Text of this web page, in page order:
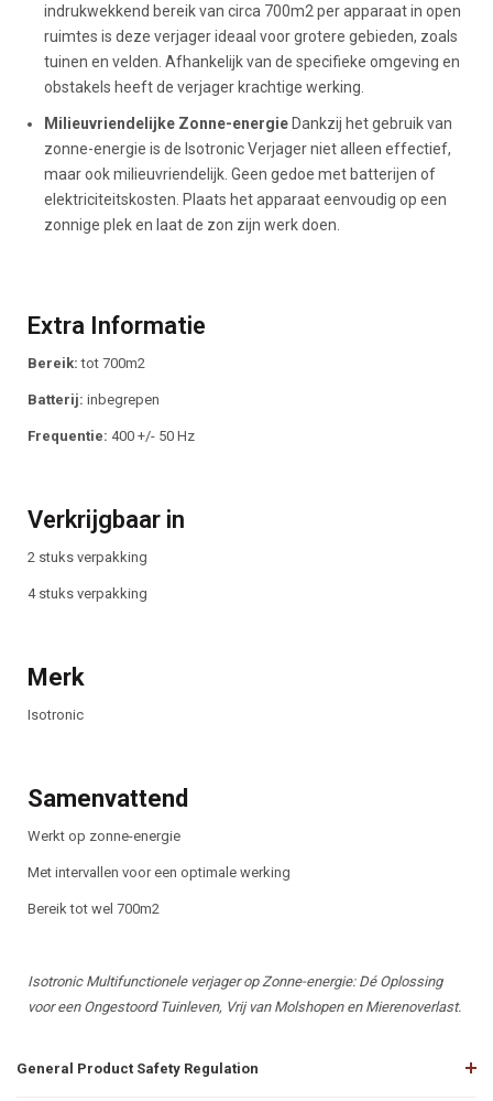
indrukwekkend bereik van circa 700m2 per apparaat in open
ruimtes is deze verjager ideaal voor grotere gebieden, zoals
tuinen en velden. Afhankelijk van de specifieke omgeving en
obstakels heeft de verjager krachtige werking.
Milieuvriendelijke Zonne-energie Dankzij het gebruik van
zonne-energie is de Isotronic Verjager niet alleen effectief,
maar ook milieuvriendelijk. Geen gedoe met batterijen of
elektriciteitskosten. Plaats het apparaat eenvoudig op een
zonnige plek en laat de zon zijn werk doen.
Extra Informatie
Bereik: tot 700m2
Batterij: inbegrepen
Frequentie: 400 +/- 50 Hz
Verkrijgbaar in
2 stuks verpakking
4 stuks verpakking
Merk
Isotronic
Samenvattend
Werkt op zonne-energie
Met intervallen voor een optimale werking
Bereik tot wel 700m2
Isotronic Multifunctionele verjager op Zonne-energie: Dé Oplossing
voor een Ongestoord Tuinleven, Vrij van Molshopen en Mierenoverlast.
General Product Safety Regulation